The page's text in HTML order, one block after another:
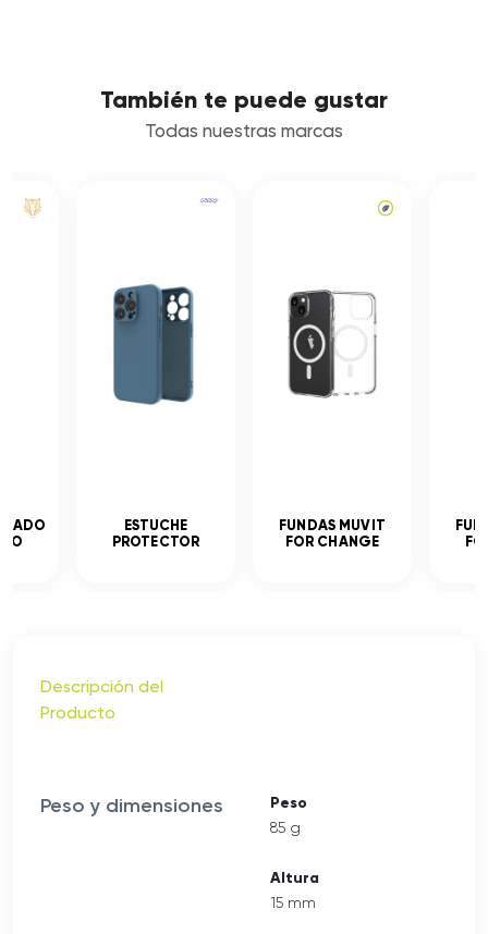
También te puede gustar
Todas nuestras marcas
ESTUCHE
PROTECTOR
FUNDAS MUVIT
FOR CHANGE
Descripción del
Producto
Peso y dimensiones Peso
85 g
Altura
15 mm